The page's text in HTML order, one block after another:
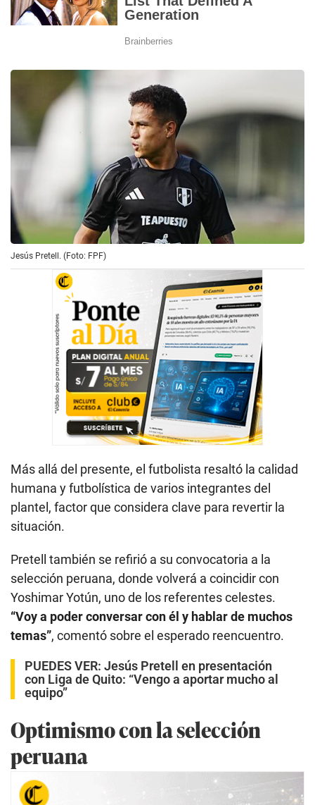
Jesús Pretell. (Foto: FPF)
Más allá del presente, el futbolista resaltó la calidad
humana y futbolística de varios integrantes del
plantel, factor que considera clave para revertir la
situación.
Pretell también se refirió a su convocatoria a la
selección peruana, donde volverá a coincidir con
Yoshimar Yotún, uno de los referentes celestes.
“Voy a poder conversar con él y hablar de muchos
temas”, comentó sobre el esperado reencuentro.
PUEDES VER: Jesús Pretell en presentación
con Liga de Quito: “Vengo a aportar mucho al
equipo”
Optimismo con la selección
peruana